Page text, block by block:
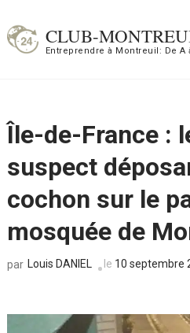
au
contenu
CLUB-
Entreprendre à Montreuil: De A
Île-de-France :
suspect
cochon sur le
mosquée de
par Louis DANIEL le 10 septembre